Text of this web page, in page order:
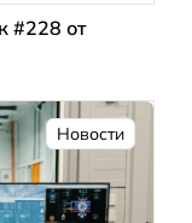
#228 от
Новости